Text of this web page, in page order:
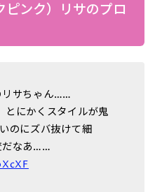
ンク）リサのプロ
サちゃん……
とにかくスタイルが鬼
のにズバ抜けて細
だなあ……